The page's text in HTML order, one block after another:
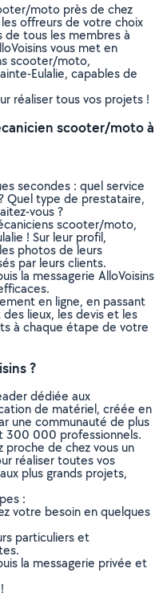
moto près de chez
offreurs de votre choix
tous les membres à
vous met en
scooter/moto,
Eulalie, capables de
réaliser tous vos projets !
scooter/moto à
secondes : quel service
Quel type de prestataire,
vous ?
scooter/moto,
! Sur leur profil,
photos de leurs
par leurs clients.
la messagerie AlloVoisins
en ligne, en passant
lieux, les devis et les
à chaque étape de votre
?
dédiée aux
de matériel, créée en
une communauté de plus
300 000 professionnels.
de chez vous un
réaliser toutes vos
plus grands projets,
:
votre besoin en quelques
particuliers et
la messagerie privée et